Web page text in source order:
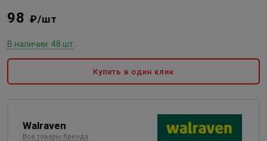
98 ₽/шт
В наличии: 48 шт
Купить в один клик
Walraven
Все товары бренда